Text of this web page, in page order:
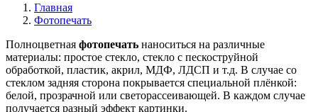
Главная
Фотопечать
Полноцветная фотопечать наноситься на различные
материалы: простое стекло, стекло с пескоструйной
обработкой, пластик, акрил, МДФ, ЛДСП и т.д. В случае со
стеклом задняя сторона покрывается специальной плёнкой:
белой, прозрачной или светорассеивающей. В каждом случае
получается разный эффект картинки.